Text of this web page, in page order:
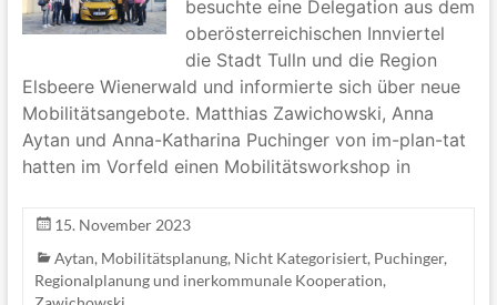
besuchte eine Delegation aus dem
oberösterreichischen Innviertel
die Stadt Tulln und die Region
Elsbeere Wienerwald und informierte sich über neue
Mobilitätsangebote. Matthias Zawichowski, Anna
Aytan und Anna-Katharina Puchinger von im-plan-tat
hatten im Vorfeld einen Mobilitätsworkshop in
15. November 2023
Aytan, Mobilitätsplanung, Nicht Kategorisiert, Puchinger,
Regionalplanung und inerkommunale Kooperation,